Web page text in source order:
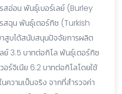
อ่อน พันธุ์เบอร์เลย์ (Burley
ฉุน พันธุ์เตอร์กิซ (Turkish
บได้สนับสนุนปัจจัยการผลิต
ย์ 3.5 บาทต่อกิโล พันธุ์เตอร์กิซ
อร์จิเนีย 6.2 บาทต่อกิโลโดยใช้
ความเป็นจริง จากที่สำรวจค่า